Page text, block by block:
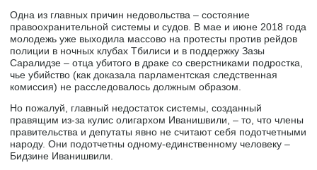
Одна из главных причин недовольства – состояние
правоохранительной системы и судов. В мае и июне 2018 года
молодежь уже выходила массово на протесты против рейдов
полиции в ночных клубах Тбилиси и в поддержку Зазы
Саралидзе – отца убитого в драке со сверстниками подростка,
чье убийство (как доказала парламентская следственная
комиссия) не расследовалось должным образом.
Но пожалуй, главный недостаток системы, созданный
правящим из-за кулис олигархом Иванишвили, – то, что члены
правительства и депутаты явно не считают себя подотчетными
народу. Они подотчетны одному-единственному человеку –
Бидзине Иванишвили.